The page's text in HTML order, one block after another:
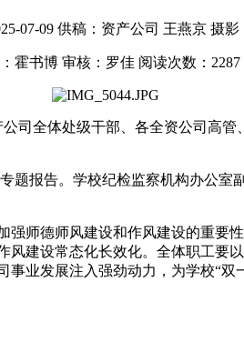
07-09 供稿：资产公司 王燕京 摄影
霍书博 审核：罗佳 阅读次数： 2287
司全体处级干部、各全资公司高
题报告。 学校纪检监察机构办公室
师德师风建设和作风建设的重要
建设常态化长效化。全体职工要
业发展注入强劲动力，为学校“双